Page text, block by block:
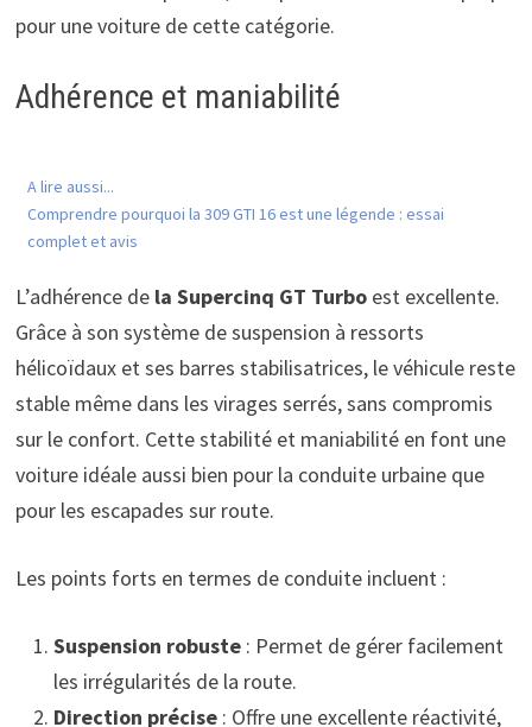
pour une voiture de cette catégorie.
Adhérence et maniabilité
A lire aussi...
Comprendre pourquoi la 309 GTI 16 est une légende : essai
complet et avis
L’adhérence dela Supercinq GT Turboest excellente.
Grâce à son système de suspension à ressorts
hélicoïdaux et ses barres stabilisatrices, le véhicule reste
stable même dans les virages serrés, sans compromis
sur le confort. Cette stabilité et maniabilité en font une
voiture idéale aussi bien pour la conduite urbaine que
pour les escapades sur route.
Les points forts en termes de conduite incluent :
Suspension robuste: Permet de gérer facilement
les irrégularités de la route.
Direction précise: Offre une excellente réactivité,